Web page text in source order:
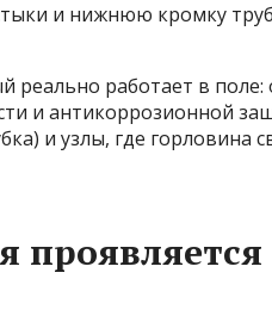
и нижнюю кромку
работает в поле:
и антикоррозионной
и узлы, где горловина